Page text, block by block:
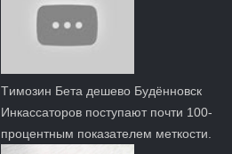
Tимозин Бета дешево Будённовск
Инкассаторов поступают почти 100-
процентным показателем меткости.